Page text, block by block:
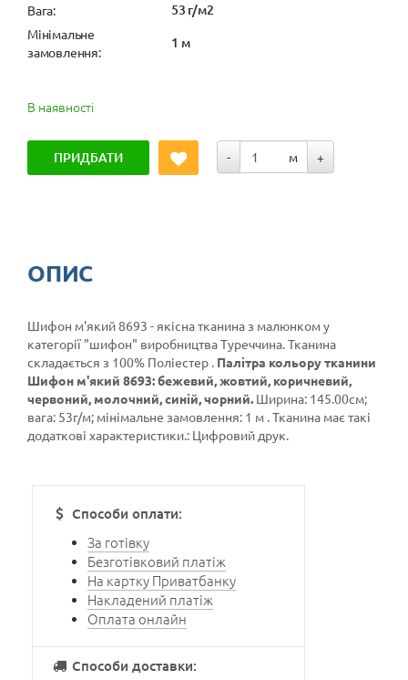
Вага: 53 г/м2
Мінімальне
замовлення:
1 м
В наявності
ПРИДБАТИ - м +
ОПИС
Шифон м'який 8693 - якісна тканина з малюнком у
категорії "шифон" виробництва Туреччина. Тканина
складається з 100% Поліестер . Палітра кольору тканини
Шифон м'який 8693: бежевий, жовтий, коричневий,
червоний, молочний, синій, чорний. Ширина: 145.00см;
вага: 53г/м; мінімальне замовлення: 1 м . Тканина має такі
додаткові характеристики.: Цифровий друк.
Способи оплати:
За готівку
Безготівковий платіж
На картку Приватбанку
Накладений платіж
Оплата онлайн
Способи доставки: